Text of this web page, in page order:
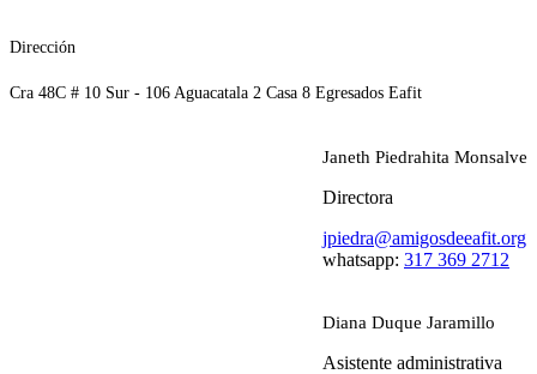
Dirección
Cra 48C # 10 Sur - 106 Aguacatala 2 Casa 8 Egresados Eafit
Janeth Piedrahita Monsalve
Directora
jpiedra@amigosdeeafit.org
whatsapp: 317 369 2712
Diana Duque Jaramillo
Asistente administrativa